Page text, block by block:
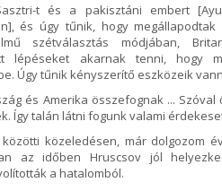
t és a pakisztáni embert
és úgy tűnik, hogy
szétválasztás módjában,
lépéseket akarnak tenni, hogy
Úgy tűnik kényszerítő eszközeik
és Amerika összefognak ...
Így talán látni fogunk valami
közeledésen, már dolgozom
az időben Hruscsov jól
a hatalomból.